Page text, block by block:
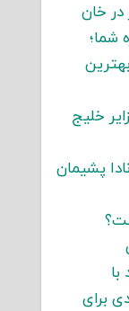
خان
شما؛
خلیج
پشیمان
برای